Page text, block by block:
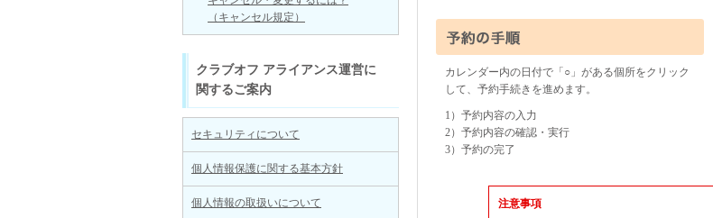
カレンダー内の日付で「○」がある個所をクリック
して、予約手続きを進めます。
1）予約内容の入力
2）予約内容の確認・実行
3）予約の完了
注意事項
（キャンセル規定）
クラブオフ アライアンス運営に
関するご案内
セキュリティについて
個人情報保護に関する基本方針
個人情報の取扱いについて